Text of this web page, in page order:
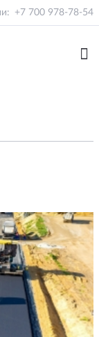
+7 700 978-78-54